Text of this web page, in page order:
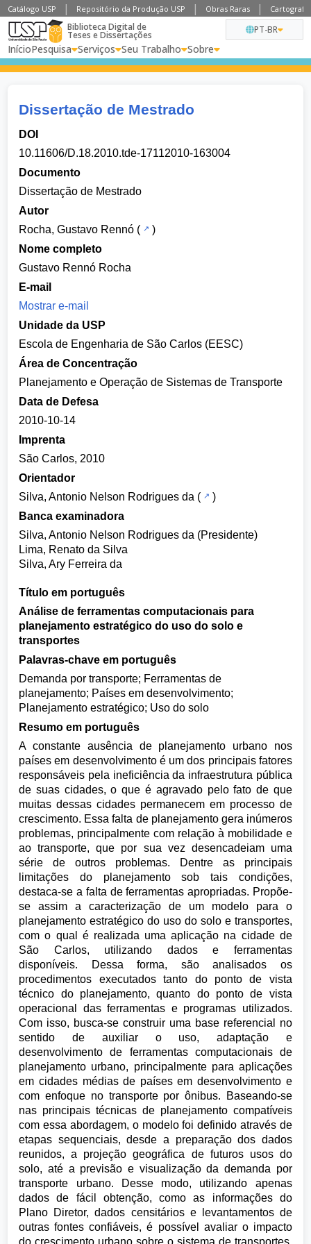
Catálogo USP Repositório da Produção USP Obras Raras
Biblioteca Digital de
Teses e Dissertações
InícioPesquisa Serviços Seu Trabalho Sobre
PT-BR
Dissertação de Mestrado
DOI
10.11606/D.18.2010.tde-17112010-163004
Documento
Dissertação de Mestrado
Autor
Rocha, Gustavo Rennó (
)
Nome completo
Gustavo Rennó Rocha
E-mail
Mostrar e-mail
Unidade da USP
Escola de Engenharia de São Carlos (EESC)
Área de Concentração
Planejamento e Operação de Sistemas de Transporte
Data de Defesa
2010-10-14
Imprenta
São Carlos, 2010
Orientador
Silva, Antonio Nelson Rodrigues da (
)
Banca examinadora
Silva, Antonio Nelson Rodrigues da (Presidente)
Lima, Renato da Silva
Silva, Ary Ferreira da
Título em português
Análise de ferramentas computacionais para
planejamento estratégico do uso do solo e
transportes
Palavras-chave em português
Demanda por transporte; Ferramentas de
planejamento; Países em desenvolvimento;
Planejamento estratégico; Uso do solo
Resumo em português
A constante ausência de planejamento urbano nos
países em desenvolvimento é um dos principais fatores
responsáveis pela ineficiência da infraestrutura pública
de suas cidades, o que é agravado pelo fato de que
muitas dessas cidades permanecem em processo de
crescimento. Essa falta de planejamento gera inúmeros
problemas, principalmente com relação à mobilidade e
ao transporte, que por sua vez desencadeiam uma
série de outros problemas. Dentre as principais
limitações do planejamento sob tais condições,
destaca-se a falta de ferramentas apropriadas. Propõe-
se assim a caracterização de um modelo para o
planejamento estratégico do uso do solo e transportes,
com o qual é realizada uma aplicação na cidade de
São Carlos, utilizando dados e ferramentas
disponíveis. Dessa forma, são analisados os
procedimentos executados tanto do ponto de vista
técnico do planejamento, quanto do ponto de vista
operacional das ferramentas e programas utilizados.
Com isso, busca-se construir uma base referencial no
sentido de auxiliar o uso, adaptação e
desenvolvimento de ferramentas computacionais de
planejamento urbano, principalmente para aplicações
em cidades médias de países em desenvolvimento e
com enfoque no transporte por ônibus. Baseando-se
nas principais técnicas de planejamento compatíveis
com essa abordagem, o modelo foi definido através de
etapas sequenciais, desde a preparação dos dados
reunidos, a projeção geográfica de futuros usos do
solo, até a previsão e visualização da demanda por
transporte urbano. Desse modo, utilizando apenas
dados de fácil obtenção, como as informações do
Plano Diretor, dados censitários e levantamentos de
outras fontes confiáveis, é possível avaliar o impacto
do crescimento urbano sobre o sistema de transportes.